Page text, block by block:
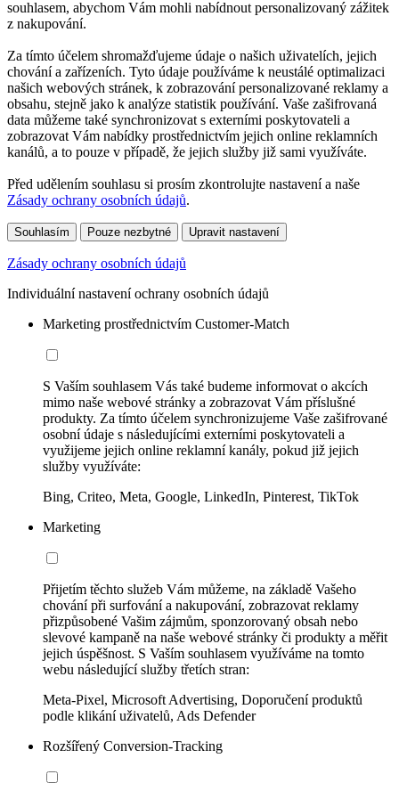
souhlasem, abychom Vám mohli nabídnout personalizovaný zážitek
z nakupování.
Za tímto účelem shromažďujeme údaje o našich uživatelích, jejich
chování a zařízeních. Tyto údaje používáme k neustálé optimalizaci
našich webových stránek, k zobrazování personalizované reklamy a
obsahu, stejně jako k analýze statistik používání. Vaše zašifrovaná
data můžeme také synchronizovat s externími poskytovateli a
zobrazovat Vám nabídky prostřednictvím jejich online reklamních
kanálů, a to pouze v případě, že jejich služby již sami využíváte.
Před udělením souhlasu si prosím zkontrolujte nastavení a naše
Zásady ochrany osobních údajů.
Souhlasím Pouze nezbytné Upravit nastavení
Zásady ochrany osobních údajů
Individuální nastavení ochrany osobních údajů
Marketing prostřednictvím Customer-Match
S Vaším souhlasem Vás také budeme informovat o akcích
mimo naše webové stránky a zobrazovat Vám příslušné
produkty. Za tímto účelem synchronizujeme Vaše zašifrované
osobní údaje s následujícími externími poskytovateli a
využijeme jejich online reklamní kanály, pokud již jejich
služby využíváte:
Bing, Criteo, Meta, Google, LinkedIn, Pinterest, TikTok
Marketing
Přijetím těchto služeb Vám můžeme, na základě Vašeho
chování při surfování a nakupování, zobrazovat reklamy
přizpůsobené Vašim zájmům, sponzorovaný obsah nebo
slevové kampaně na naše webové stránky či produkty a měřit
jejich úspěšnost. S Vaším souhlasem využíváme na tomto
webu následující služby třetích stran:
Meta-Pixel, Microsoft Advertising, Doporučení produktů
podle klikání uživatelů, Ads Defender
Rozšířený Conversion-Tracking